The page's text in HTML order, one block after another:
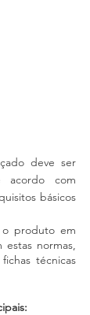
deve ser
acordo com
básicos
o produto em
normas,
técnicas